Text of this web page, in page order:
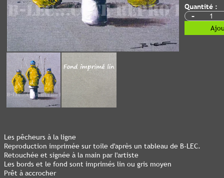
Quantité :
-
Les pêcheurs à la ligne
Reproduction imprimée sur toile d'après un tableau de B-LEC.
Retouchée et signée à la main par l'artiste
Les bords et le fond sont imprimés lin ou gris moyen
Prêt à accrocher